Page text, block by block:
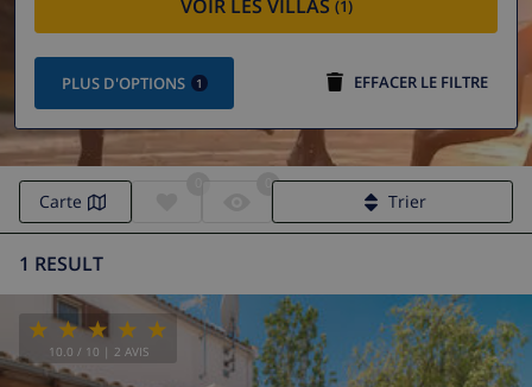
VOIR LES VILLAS (1)
PLUS D'OPTIONS 1 EFFACER LE FILTRE
1 RESULT
Carte Trier
10.0 / 10 | 2 AVIS